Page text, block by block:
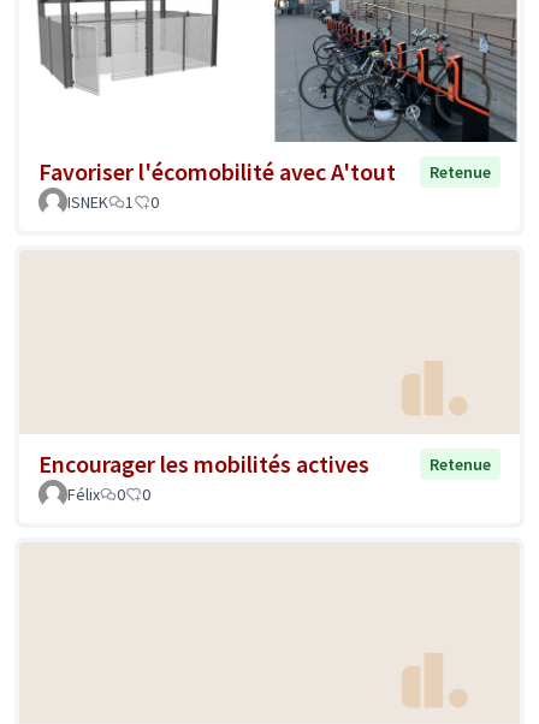
Favoriser l'écomobilité avec A'tout
Retenue
ISNEK
1 0
Encourager les mobilités actives
Retenue
Félix
0 0